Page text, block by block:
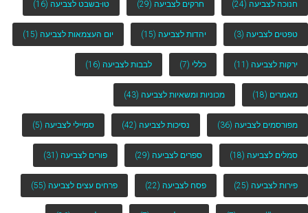
חנוכה לצביעה (24) חרקים לצביעה (29) טו-בשבט לצביעה (16)
טפטים לצביעה (3) יהדות לצביעה (15) יום העצמאות לצביעה (15)
ירקות לצביעה (11) כללי (7) לבבות לצביעה (16)
מאמרים (18) מכוניות ומשאיות לצביעה (43)
מפורסמים לצביעה (36) נסיכות לצביעה (42) סמיילי לצביעה (5)
סמלים לצביעה (18) ספרים לצביעה (29) פורים לצביעה (31)
פירות לצביעה (25) פסח לצביעה (22) פרחים עצים לצביעה (55)